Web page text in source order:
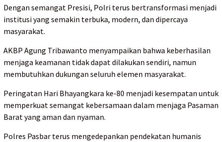
Dengan semangat Presisi, Polri terus bertransformasi menjadi
institusi yang semakin terbuka, modern, dan dipercaya
masyarakat.
AKBP Agung Tribawanto menyampaikan bahwa keberhasilan
menjaga keamanan tidak dapat dilakukan sendiri, namun
membutuhkan dukungan seluruh elemen masyarakat.
Peringatan Hari Bhayangkara ke-80 menjadi kesempatan untuk
memperkuat semangat kebersamaan dalam menjaga Pasaman
Barat yang aman dan nyaman.
Polres Pasbar terus mengedepankan pendekatan humanis